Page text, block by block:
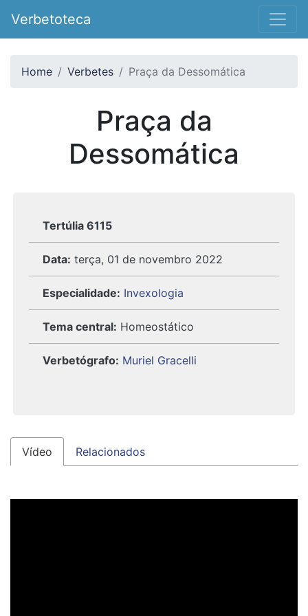
Verbetoteca
Home Verbetes Praça da Dessomática
Praça da
Dessomática
Tertúlia 6115
Data: terça, 01 de novembro 2022
Especialidade: Invexologia
Tema central: Homeostático
Verbetógrafo: Muriel Gracelli
Vídeo Relacionados